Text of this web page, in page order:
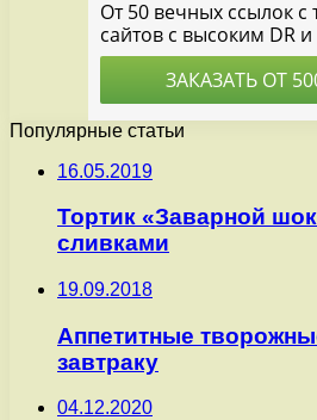
Популярные статьи
16.05.2019
Тортик «Заварной
сливками
19.09.2018
Аппетитные
завтраку
04.12.2020